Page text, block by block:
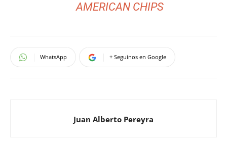
AMERICAN CHIPS
WhatsApp + Seguinos en Google
Juan Alberto Pereyra